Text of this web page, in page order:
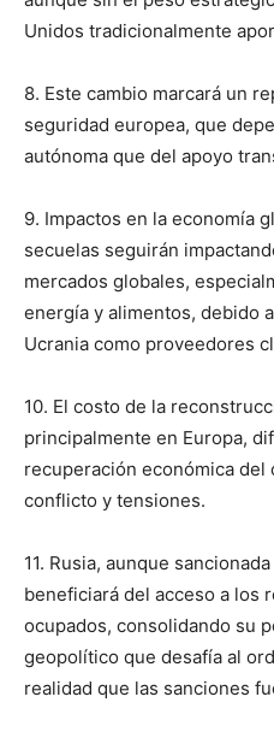
Unidos tradicionalmente
8. Este cambio marcará un
seguridad europea, que
autónoma que del apoyo
9. Impactos en la economía
secuelas seguirán
mercados globales,
energía y alimentos, debido
Ucrania como proveedores
10. El costo de la
principalmente en Europa,
recuperación económica del
conflicto y tensiones.
11. Rusia, aunque
beneficiará del acceso a los
ocupados, consolidando su
geopolítico que desafía al
realidad que las sanciones